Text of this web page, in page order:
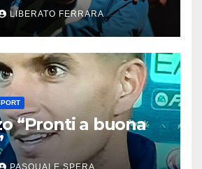
LIBERATO FERRARA
“Pronti a buona